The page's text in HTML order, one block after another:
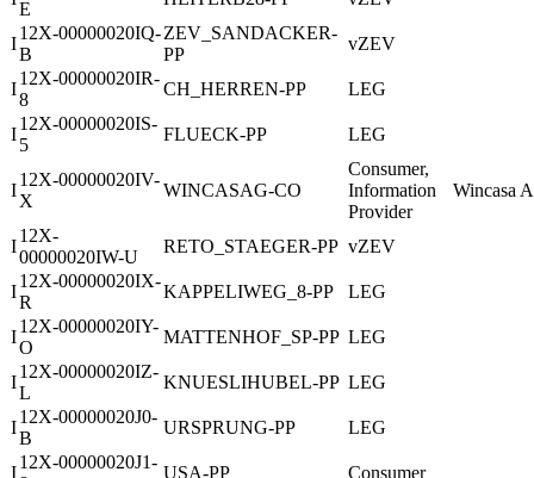
E
I
12X-00000020IQ-
B
ZEV_SANDACKER-
PP
vZEV
I
12X-00000020IR-
8
CH_HERREN-PP LEG
I
12X-00000020IS-
5
FLUECK-PP LEG
I
12X-00000020IV-
X
WINCASAG-CO
Consumer,
Information
Provider
Wincasa
I
12X-
00000020IW-U
RETO_STAEGER-PP vZEV
I
12X-00000020IX-
R
KAPPELIWEG_8-PP LEG
I
12X-00000020IY-
O
MATTENHOF_SP-PP LEG
I
12X-00000020IZ-
L
KNUESLIHUBEL-PP LEG
I
12X-00000020J0-
B
URSPRUNG-PP LEG
I
12X-00000020J1-
USA-PP Consumer